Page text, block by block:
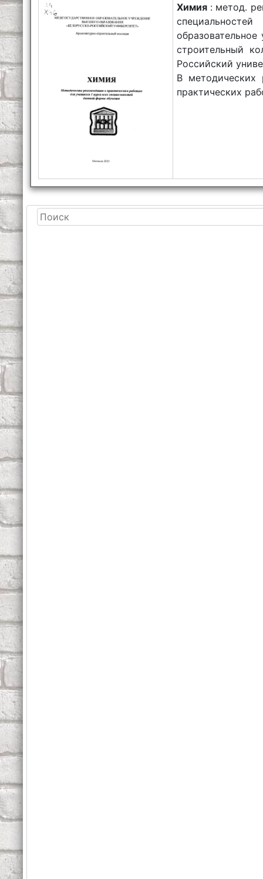
Химия : метод.
строительный
Российский
В методических
практических